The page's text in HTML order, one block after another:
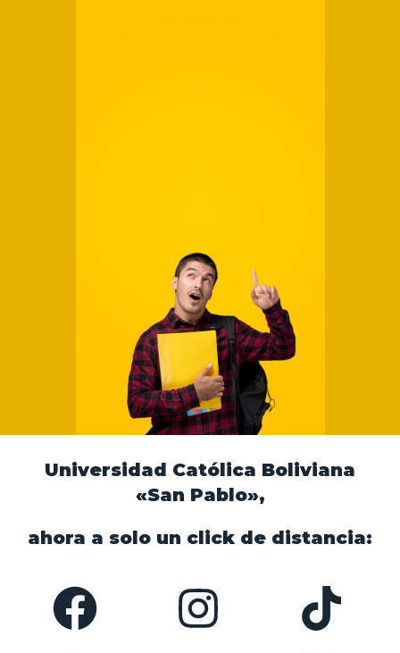
Ingeniería Agronómica y Zootecnia.
Sociales
Filosofía y letras.
Universidad Católica Boliviana
«San Pablo»,
ahora a solo un click de distancia: